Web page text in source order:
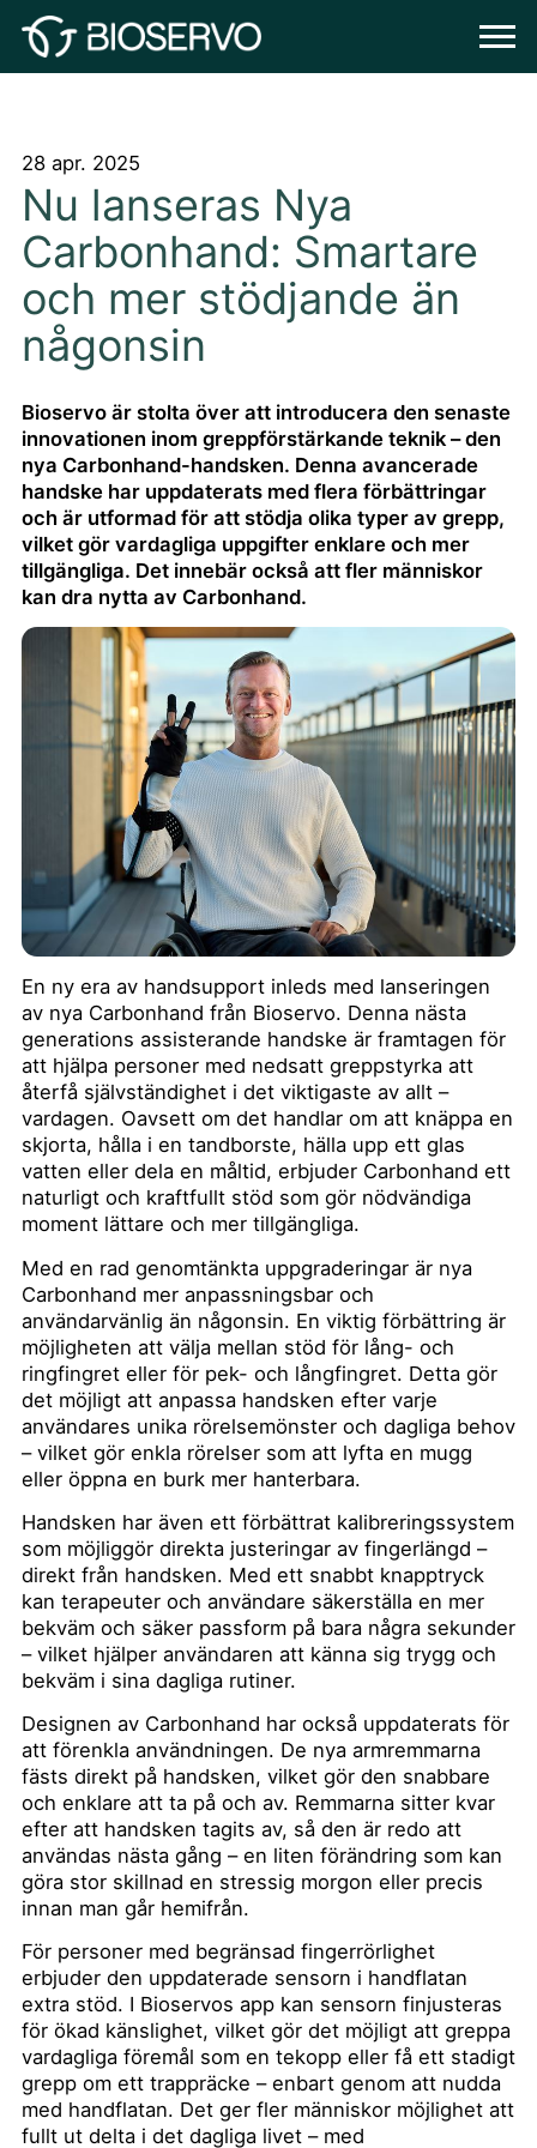
28 apr. 2025
Nu lanseras Nya
Carbonhand: Smartare
och mer stödjande än
någonsin
Bioservo är stolta över att introducera den senaste
innovationen inom greppförstärkande teknik – den
nya Carbonhand-handsken. Denna avancerade
handske har uppdaterats med flera förbättringar
och är utformad för att stödja olika typer av grepp,
vilket gör vardagliga uppgifter enklare och mer
tillgängliga. Det innebär också att fler människor
kan dra nytta av Carbonhand.
En ny era av handsupport inleds med lanseringen
av nya Carbonhand från Bioservo. Denna nästa
generations assisterande handske är framtagen för
att hjälpa personer med nedsatt greppstyrka att
återfå självständighet i det viktigaste av allt –
vardagen. Oavsett om det handlar om att knäppa en
skjorta, hålla i en tandborste, hälla upp ett glas
vatten eller dela en måltid, erbjuder Carbonhand ett
naturligt och kraftfullt stöd som gör nödvändiga
moment lättare och mer tillgängliga.
Med en rad genomtänkta uppgraderingar är nya
Carbonhand mer anpassningsbar och
användarvänlig än någonsin. En viktig förbättring är
möjligheten att välja mellan stöd för lång- och
ringfingret eller för pek- och långfingret. Detta gör
det möjligt att anpassa handsken efter varje
användares unika rörelsemönster och dagliga behov
– vilket gör enkla rörelser som att lyfta en mugg
eller öppna en burk mer hanterbara.
Handsken har även ett förbättrat kalibreringssystem
som möjliggör direkta justeringar av fingerlängd –
direkt från handsken. Med ett snabbt knapptryck
kan terapeuter och användare säkerställa en mer
bekväm och säker passform på bara några sekunder
– vilket hjälper användaren att känna sig trygg och
bekväm i sina dagliga rutiner.
Designen av Carbonhand har också uppdaterats för
att förenkla användningen. De nya armremmarna
fästs direkt på handsken, vilket gör den snabbare
och enklare att ta på och av. Remmarna sitter kvar
efter att handsken tagits av, så den är redo att
användas nästa gång – en liten förändring som kan
göra stor skillnad en stressig morgon eller precis
innan man går hemifrån.
För personer med begränsad fingerrörlighet
erbjuder den uppdaterade sensorn i handflatan
extra stöd. I Bioservos app kan sensorn finjusteras
för ökad känslighet, vilket gör det möjligt att greppa
vardagliga föremål som en tekopp eller få ett stadigt
grepp om ett trappräcke – enbart genom att nudda
med handflatan. Det ger fler människor möjlighet att
fullt ut delta i det dagliga livet – med